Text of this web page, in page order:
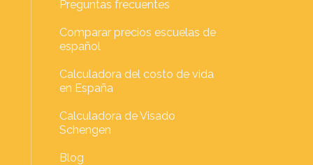
Preguntas frecuentes
Comparar precios escuelas de
español
Calculadora del costo de vida
en España
Calculadora de Visado
Schengen
Blog